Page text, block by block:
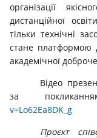
організації
дистанційної
тільки технічні
стане платформою
академічної
Відео
за
v=Lo62Ea8DK_g
Проєкт